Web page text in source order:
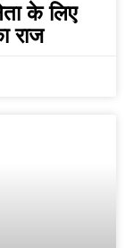
के लिए
राज